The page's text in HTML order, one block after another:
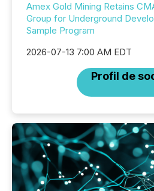
Amex Gold Mining Retains
Group for Underground
Sample Program
2026-07-13 7:00 AM EDT
Profil de